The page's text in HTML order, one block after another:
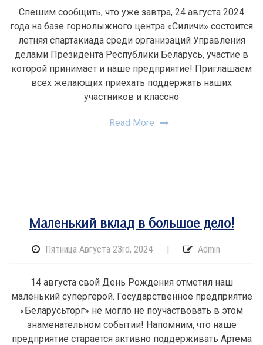
Спешим сообщить, что уже завтра, 24 августа 2024
года на базе горнолыжного центра «Силичи» состоится
летняя спартакиада среди организаций Управления
делами Президента Республики Беларусь, участие в
которой принимает и наше предприятие! Приглашаем
всех желающих приехать поддержать наших
участников и классно
Read More
Маленький вклад в большое дело!
Пятница Августа 23rd, 2024 | Admin
14 августа свой День Рождения отметил наш
маленький супергерой. Государственное предприятие
«Беларусьторг» не могло не поучаствовать в этом
знаменательном событии! Напомним, что наше
предприятие старается активно поддерживать Артема